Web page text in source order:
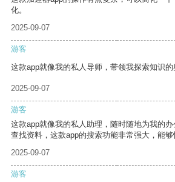
化。
2025-09-07
游客
这款app就像我的私人导师，带领我探索知识的
2025-09-07
游客
这款app就像我的私人助理，随时随地为我的
查找资料，这款app的搜索功能非常强大，能够
2025-09-07
游客